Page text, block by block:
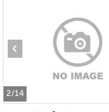
2/14
‹